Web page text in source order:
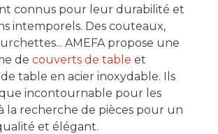
connus pour leur durabilité et
intemporels. Des couteaux,
AMEFA propose une
de couverts de table et
de table en acier inoxydable. Ils
incontournable pour les
la recherche de pièces pour un
et élégant.